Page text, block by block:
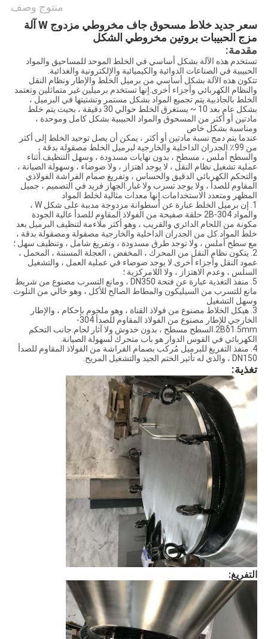
منتوج وصف
سعر جديد خلاط مسحوق جاف مخروطي مزدوج W آلة
مزج الحبيبات بروتين مخروطي الشكل
مقدمة:
تستخدم هذه الآلة بشكل أساسي في الخلط الموحد للمساحيق والمواد
الحبيبية في الصناعات الدوائية والكيميائية والإلكترونية والغذائية.
تتكون هذه الآلة بشكل أساسي من برميل الخلط والإطار ونظام النقل
والنظام الكهربائي وأجزاء أخرى.إنها تستخدم برميلين غير متماثلين وتعتمد
الخلط بالجاذبية.يتم تجميع المواد بشكل مستمر وتشتيتها في البرميل ،
بشكل عام بعد 10 ~ يستغرق الخلط حوالي 30 دقيقة ، بحيث يتم خلط
مادتين أو أكثر من المسحوق والمواد الحبيبية بشكل كامل وموحدة ،
ومناسبة بشكل خاص
عندما يتم دمج نسبة مادتين أو أكثر ، يمكن أن يصل توحيد الخلط إلى أكثر
من 99٪.الجدران الداخلية والخارجية لبرميل الخلط مصقولة بدقة ،
والسطح أملس ، مسطح ، بدون نهايات مسدودة ، وسهل التنظيف.أثناء
عملية تشغيل نظام النقل ، لا يوجد اهتزاز ، ولا ضوضاء ، وسهولة الصيانة ،
والتحكم الكهربائي الدقيق والحساس ، وتفريغ صمام الفراشة الفولاذي
المقاوم للصدأ ، ولا يوجد تسرب ولا غبار.الجهاز فريد في التصميم ، جميل
المظهر ومتعدد الاستخدامات.إنها معدات مثالية لخلط المواد
1. إن برميل الخلط عبارة عن أسطوانة مزدوجة مدببة على شكل W ،
والمواد 304-2B حلقة صفيحة من الفولاذ المقاوم للصدأ عالية الجودة
مكونة من اللحام الدائري والقريب ، وهو أكثر ملاءمة لتنظيف البرميل بعد
خلط المواد.كل من الجدران الداخلية والخارجية مصقولة ومصقولة بدقة ،
مع سطح أملس ، ولا توجد طرق مسدودة ، وتفريغ شامل ، وتنظيف سهل ؛
2. يتكون نظام النقل من المحرك ، المخفض ، العجلة المسننة ، المحمل ،
عمود النقل وأجزاء أخرى.لا يوجد ضوضاء في عملية العمل ، والتشغيل
السلس ، وعدم الاهتزاز ، ولا اللامركزية ؛
5. منفذ التغذية عبارة عن فتحة DN350 ، ومانع التسرب مصنوع من شريط
مانع للتسرب من السيليكون والمطاط الصالح للأكل ، وهو خالي من التلوث
وسهل التشغيل
3. هيكل الخلاط مصنوع من فولاذ القناة ، وهو ملحوم بإحكام ، والإطار
الخارجي للإطار مصنوع من الفولاذ المقاوم للصدأ 304-
2Bδ1.5mm.السطح مسطح ، بدون خدوش ولا آثار لحام.جانب التحكم
الكهربائي في القوس الدوار هو باب متحرك لسهولة الصيانة.
4. منفذ التفريغ للبرميل مُركب بصمام الفراشة من الفولاذ المقاوم للصدأ
DN150 ، والذي له تأثير الختم الجيد والتشغيل المريح.
تغذية:
التفريغ: